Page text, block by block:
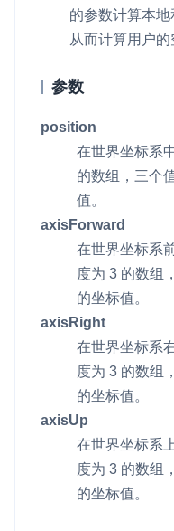
的参数计算本地
从而计算用户的
参数
position
在世界坐标系
的数组，三个
值。
axisForward
在世界坐标系
度为 3 的数组
的坐标值。
axisRight
在世界坐标系
度为 3 的数组
的坐标值。
axisUp
在世界坐标系
度为 3 的数组
的坐标值。